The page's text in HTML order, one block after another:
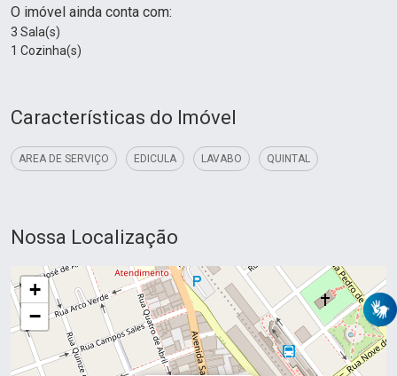
O imóvel ainda conta com:
3 Sala(s)
1 Cozinha(s)
Características do Imóvel
AREA DE SERVIÇO EDICULA LAVABO QUINTAL
Nossa Localização
+
−